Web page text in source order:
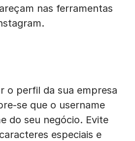
nas ferramentas
o perfil da sua empresa
se que o username
do seu negócio. Evite
especiais e